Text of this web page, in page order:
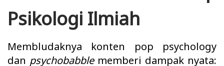
Psikologi Ilmiah
Membludaknya konten pop psychology
dan psychobabblememberi dampak nyata: